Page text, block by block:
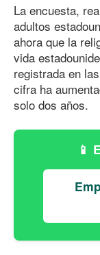
La encuesta,
adultos
ahora que la
vida
registrada en
cifra ha
solo dos años.